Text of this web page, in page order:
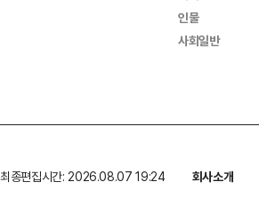
인물
사회일반
최종편집시간: 2026.08.07 19:24 회사소개